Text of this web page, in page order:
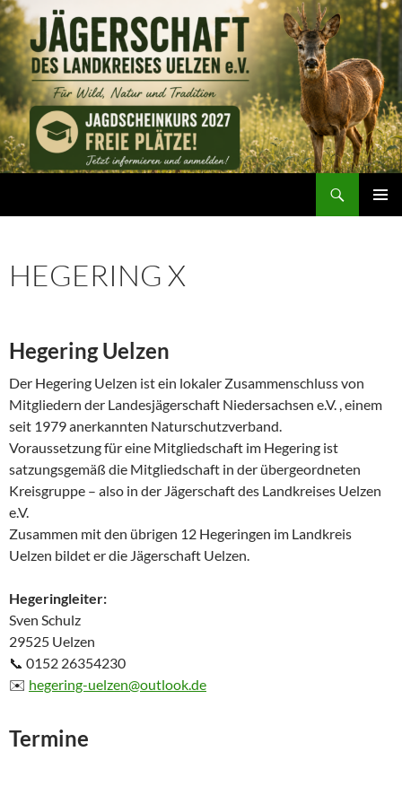
Zum
Inhalt
springen
HEGERING X
Hegering Uelzen
Der Hegering Uelzen ist ein lokaler Zusammenschluss von
Mitgliedern der Landesjägerschaft Niedersachsen e.V. , einem
seit 1979 anerkannten Natur­schutzverband.
Voraussetzung für eine Mitgliedschaft im Hegering ist
satzungsgemäß die Mitgliedschaft in der übergeordneten
Kreisgruppe – also in der Jägerschaft des Landkreises Uelzen
e.V.
Zusammen mit den übrigen 12 Hegeringen im Landkreis
Uelzen bildet er die Jägerschaft Uelzen.
Hegeringleiter:
Sven Schulz
29525 Uelzen
📞 0152 26354230
✉️ hegering-uelzen@outlook.de
Termine